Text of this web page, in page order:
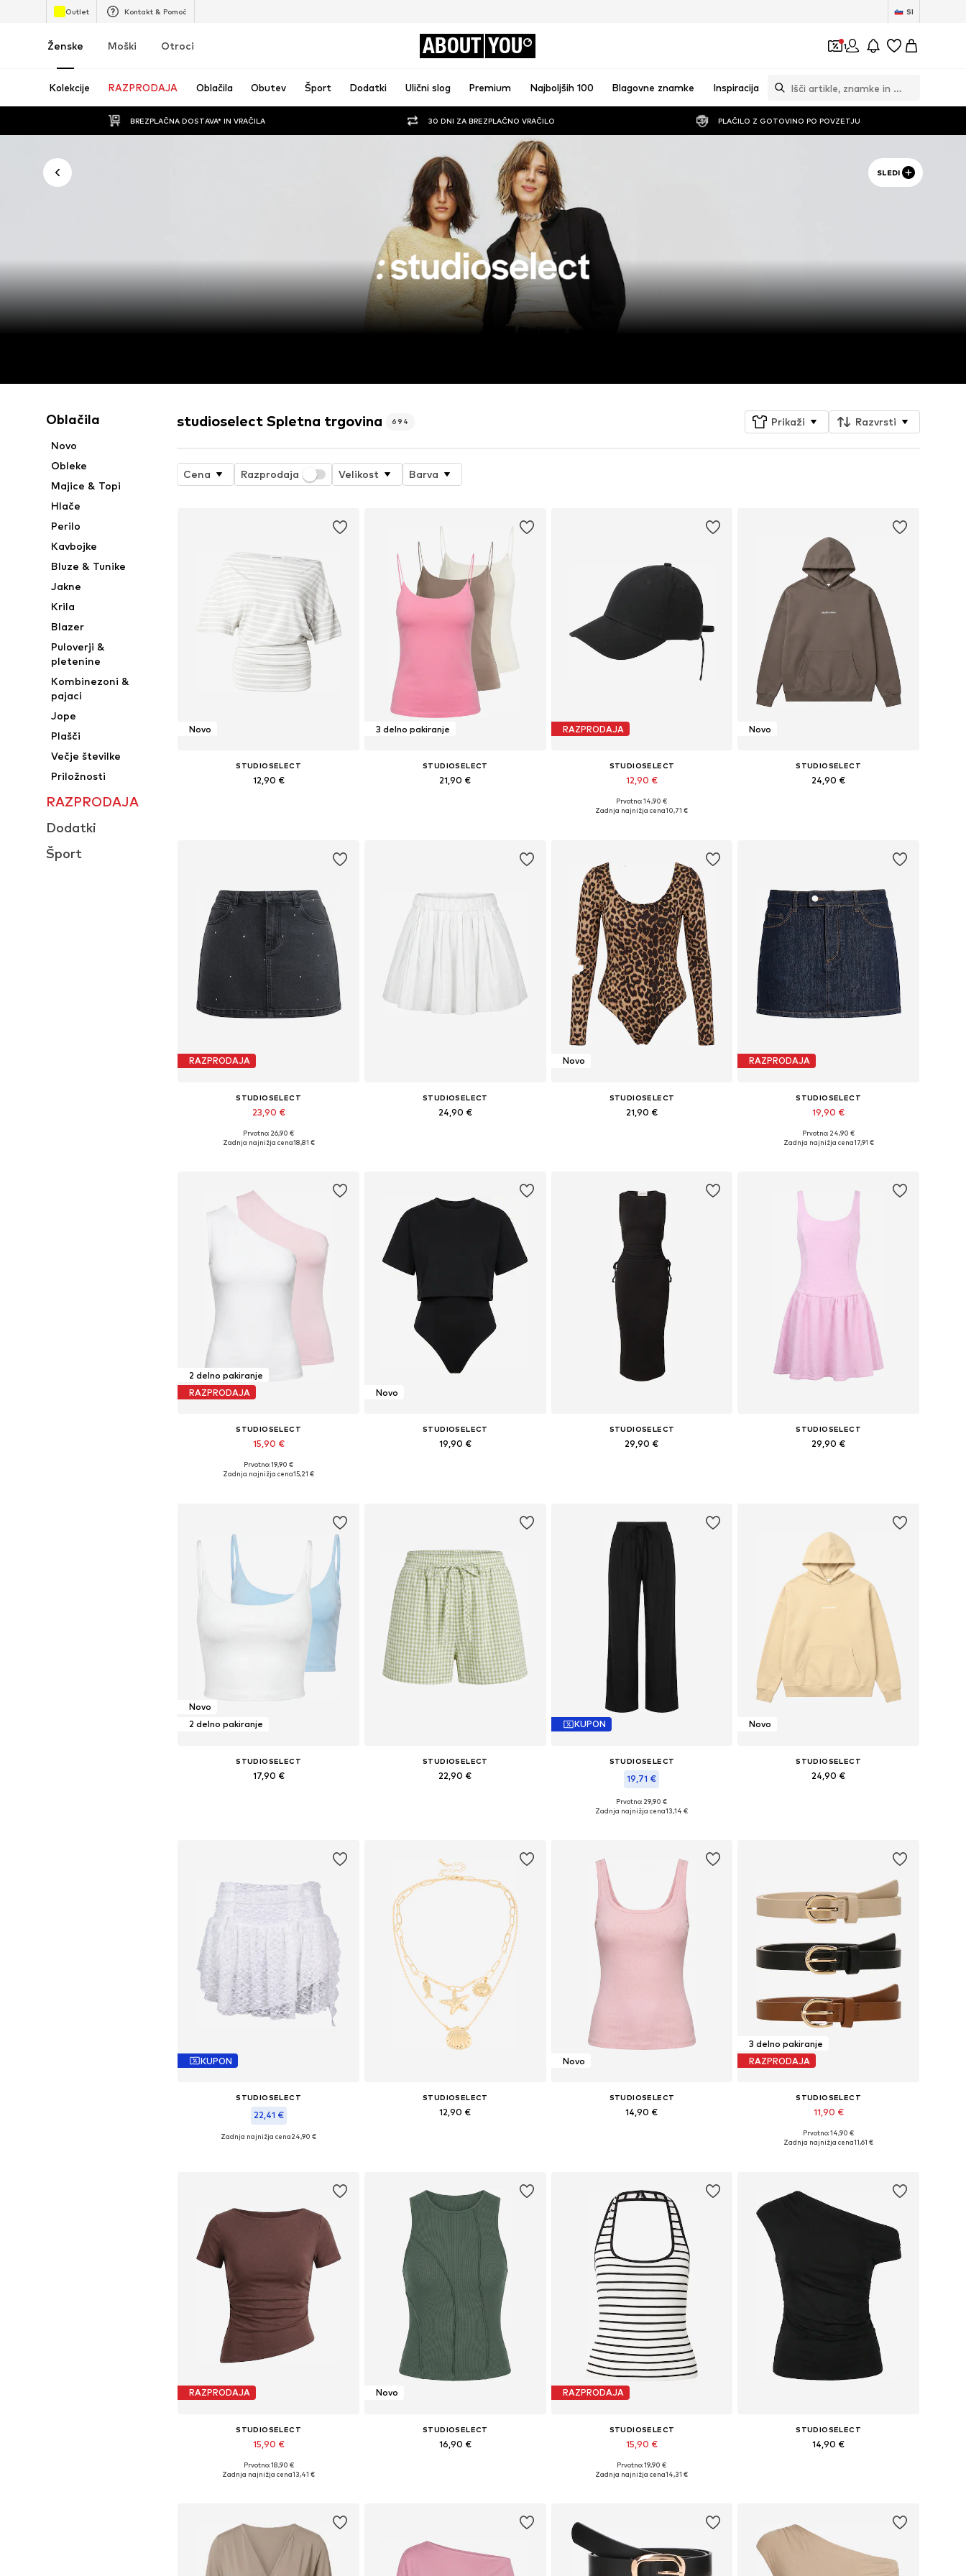
Outlet Kontakt & Pomoč SI
Ženske Moški Otroci ABOUT YOU 1
Kolekcije RAZPRODAJA Oblačila Obutev Šport Dodatki Ulični slog Premium Najboljših 100 Blagovne znamke Inspiracija
BREZPLAČNA DOSTAVA* IN VRAČILA 30 DNI ZA BREZPLAČNO VRAČILO PLAČILO Z GOTOVINO PO POVZETJU
SLEDI
Oblačila
Novo
Obleke
Majice & Topi
Hlače
Perilo
Kavbojke
Bluze & Tunike
Jakne
Krila
Blazer
Puloverji &
pletenine
Kombinezoni &
pajaci
Jope
Plašči
Večje številke
Priložnosti
RAZPRODAJA
Dodatki
Šport
studioselect Spletna trgovina 694 Prikaži Razvrsti
Cena Razprodaja Velikost Barva
Novo
STUDIOSELECT
12,90 €
3 delno pakiranje
STUDIOSELECT
21,90 €
RAZPRODAJA
STUDIOSELECT
12,90 €
Razpoložljive velikosti: 55-60
Prvotno: 14,90 €
Zadnja najnižja cena10,71 €
Novo
STUDIOSELECT
24,90 €
RAZPRODAJA
STUDIOSELECT
23,90 €
Razpoložljive velikosti: 36, 38, 40
Prvotno: 26,90 €
Zadnja najnižja cena18,81 €
STUDIOSELECT
24,90 €
Novo
STUDIOSELECT
21,90 €
RAZPRODAJA
STUDIOSELECT
19,90 €
Razpoložljive velikosti: 36, 38, 40
Prvotno: 24,90 €
Zadnja najnižja cena17,91 €
2 delno pakiranje
RAZPRODAJA
STUDIOSELECT
15,90 €
Razpoložljive velikosti: XS, S, M, L, XL
Prvotno: 19,90 €
Zadnja najnižja cena15,21 €
Novo
STUDIOSELECT
19,90 €
STUDIOSELECT
29,90 €
STUDIOSELECT
29,90 €
Novo
2 delno pakiranje
STUDIOSELECT
17,90 €
STUDIOSELECT
22,90 €
KUPON
STUDIOSELECT
19,71 €
Razpoložljive velikosti: 34, 36, 38, 40
Prvotno: 29,90 €
Zadnja najnižja cena13,14 €
Novo
STUDIOSELECT
24,90 €
KUPON
STUDIOSELECT
22,41 €
Razpoložljive velikosti: 36, 38, 40
Zadnja najnižja cena24,90 €
STUDIOSELECT
12,90 €
Novo
STUDIOSELECT
14,90 €
3 delno pakiranje
RAZPRODAJA
STUDIOSELECT
11,90 €
Razpoložljive velikosti: 80, 85, 90, 95
Prvotno: 14,90 €
Zadnja najnižja cena11,61 €
RAZPRODAJA
STUDIOSELECT
15,90 €
Razpoložljive velikosti: S, M, L
Prvotno: 18,90 €
Zadnja najnižja cena13,41 €
Novo
STUDIOSELECT
16,90 €
RAZPRODAJA
STUDIOSELECT
15,90 €
Razpoložljive velikosti: XS, S, M, L, XL
Prvotno: 19,90 €
Zadnja najnižja cena14,31 €
STUDIOSELECT
14,90 €